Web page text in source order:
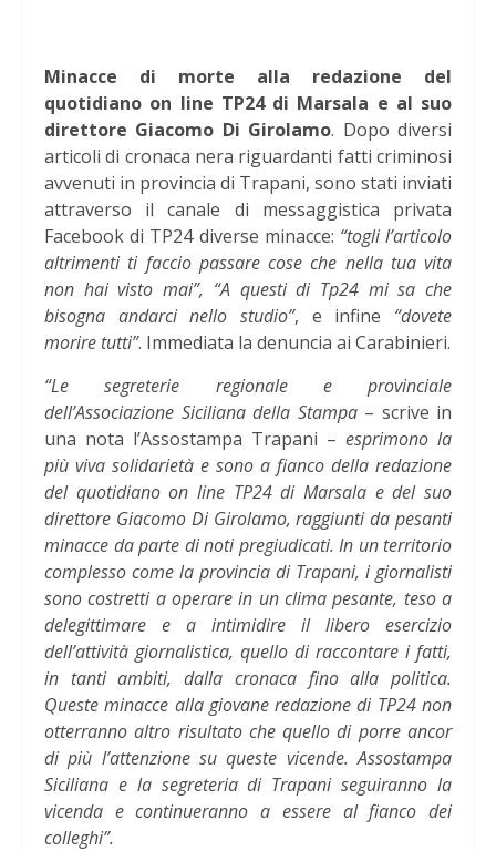
Minacce di morte alla redazione del
quotidiano on line TP24 di Marsala e al suo
direttore Giacomo Di Girolamo. Dopo diversi
articoli di cronaca nera riguardanti fatti criminosi
avvenuti in provincia di Trapani, sono stati inviati
attraverso il canale di messaggistica privata
Facebook di TP24 diverse minacce: “togli l’articolo
altrimenti ti faccio passare cose che nella tua vita
non hai visto mai”, “A questi di Tp24 mi sa che
bisogna andarci nello studio”, e infine “dovete
morire tutti”. Immediata la denuncia ai Carabinieri.
“Le segreterie regionale e provinciale
dell’Associazione Siciliana della Stampa– scrive in
una nota l’Assostampa Trapani – esprimono la
più viva solidarietà e sono a fianco della redazione
del quotidiano on line TP24 di Marsala e del suo
direttore Giacomo Di Girolamo, raggiunti da pesanti
minacce da parte di noti pregiudicati. In un territorio
complesso come la provincia di Trapani, i giornalisti
sono costretti a operare in un clima pesante, teso a
delegittimare e a intimidire il libero esercizio
dell’attività giornalistica, quello di raccontare i fatti,
in tanti ambiti, dalla cronaca fino alla politica.
Queste minacce alla giovane redazione di TP24 non
otterranno altro risultato che quello di porre ancor
di più l’attenzione su queste vicende. Assostampa
Siciliana e la segreteria di Trapani seguiranno la
vicenda e continueranno a essere al fianco dei
colleghi”.